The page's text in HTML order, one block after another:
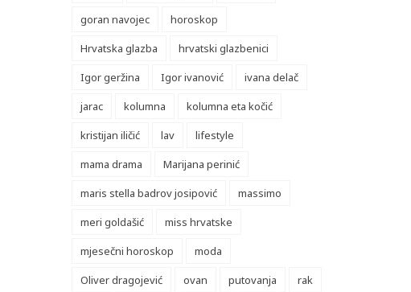
goran navojec
horoskop
Hrvatska glazba
hrvatski glazbenici
Igor geržina
Igor ivanović
ivana delač
jarac
kolumna
kolumna eta kočić
kristijan iličić
lav
lifestyle
mama drama
Marijana perinić
maris stella badrov josipović
massimo
meri goldašić
miss hrvatske
mjesečni horoskop
moda
Oliver dragojević
ovan putovanja
rak